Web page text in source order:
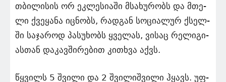
თბი­ლი­სის ორ ეკ­ლე­სი­ა­ში მსა­ხუ­რობს და მთე­
ლი ქვე­ყა­ნა იც­ნობს, რად­გან სო­ცი­ა­ლურ ქსელ­
ში სა­ჯა­როდ პა­სუ­ხობს ყვე­ლას, ვი­საც რე­ლი­გი­
ას­თან და­კავ­ში­რე­ბით კი­თხვა აქვს.
წყვილს 5 შვი­ლი და 2 შვი­ლიშ­ვი­ლი ჰყავს. უფ­